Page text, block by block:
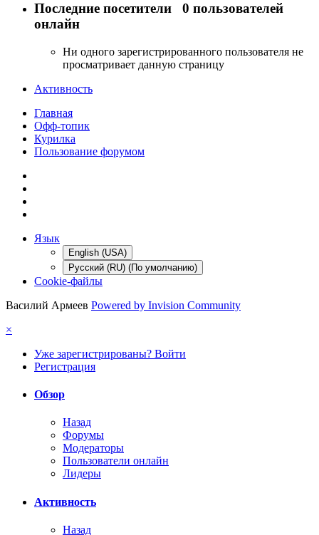
Последние посетители 0 пользователей
онлайн
Ни одного зарегистрированного пользователя не
просматривает данную страницу
Активность
Главная
Офф-топик
Курилка
Пользование форумом
Язык
English (USA)
Русский (RU) (По умолчанию)
Cookie-файлы
Василий Армеев Powered by Invision Community
×
Уже зарегистрированы? Войти
Регистрация
Обзор
Назад
Форумы
Модераторы
Пользователи онлайн
Лидеры
Активность
Назад